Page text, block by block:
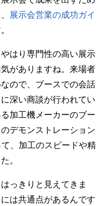
展示会営業の成功ガイ
はり専門性の高い展示
がありますね。来場者
ので、ブースでの会話
深い商談が行われてい
加工機メーカーのブー
デモンストレーション
、加工のスピードや精
。
っきりと見えてきま
は共通点があるんです